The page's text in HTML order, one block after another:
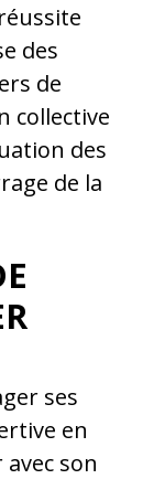
des
de
collective
des
de la
ses
en
son